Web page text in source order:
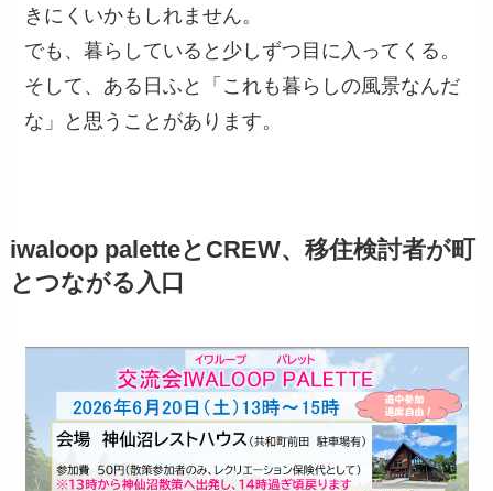
きにくいかもしれません。
でも、暮らしていると少しずつ目に入ってくる。
そして、ある日ふと「これも暮らしの風景なんだ
な」と思うことがあります。
iwaloop paletteとCREW、移住検討者が町
とつながる入口